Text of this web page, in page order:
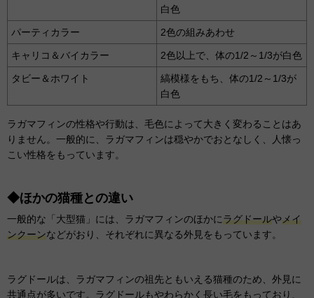
白色
パーティカラー 2色の組みあわせ
キャリコ＆バイカラー 2色以上で、体の1/2～1/3が白色
タビー＆ホワイト
縞模様をもち、体の1/2～1/3が
白色
ラガマフィンの性格や行動は、毛色によって大きく変わることはあ
りません。一般的に、ラガマフィンは穏やかでおとなしく、人懐っ
こい性格をもっています。
◆ほかの猫種との違い
一般的な「大型猫」には、ラガマフィンのほかにラグドールやメイ
ンクーンなどがおり、それぞれに異なる外見をもっています。
ラグドールは、ラガマフィンの祖先ともいえる猫種のため、外見に
共通点が多いです。ラグドールもやわらかく長い毛をもっており、